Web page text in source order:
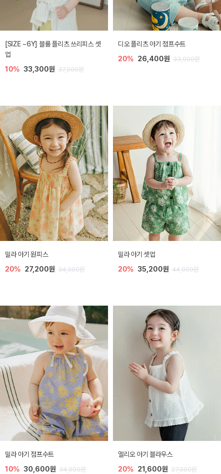
[SIZE ~6Y] 블룸 플리츠 쓰리피스 셋
업
10% 33,300원 37,000원
디오 플리츠 아기 점프수트
20% 26,400원 33,000원
밀라 아기 원피스
20% 27,200원 34,000원
밀라 아기 셋업
20% 35,200원 44,000원
밀라 아기 점프수트
10% 30,600원 34,000원
엘리오 아기 블라우스
20% 21,600원 27,000원